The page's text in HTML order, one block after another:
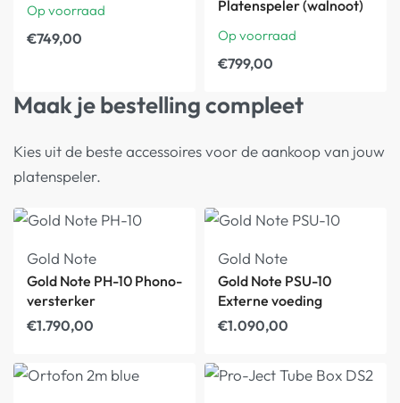
Op voorraad
€749,00
Platenspeler (walnoot)
Op voorraad
€799,00
Maak je bestelling compleet
Kies uit de beste accessoires voor de aankoop van jouw
platenspeler.
Gold Note
Gold Note PH-10 Phono-
versterker
€1.790,00
Gold Note
Gold Note PSU-10
Externe voeding
€1.090,00